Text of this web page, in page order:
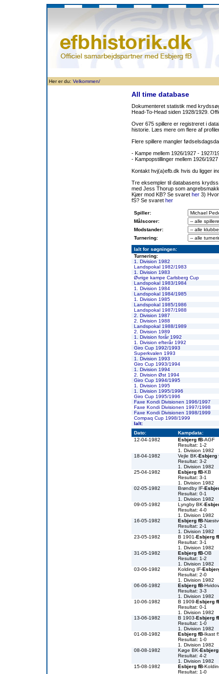
Her er du: Velkommen/
All time database
Dokumenteret statistik med
Head-To-Head siden 1928/1929.
Over 675 spillere er registreret i
historie. Læs mere om flere af
Flere spillere mangler
- Kampe mellem 1926/1927 - 1927/
- Kampopstillinger mellem 1926/
Kontakt hvj(a)efb.dk hvis du ligger
Tre eksempler til databasens
med Jess Thorup som
Kjær mod KB? Se svaret her 3)
fS? Se svaret her
Spiller:
Målscorer:
Modstander:
Turnering:
Ialt for søgningen:
Turnering:
1. Division 1982
Landspokal 1982/1983
1. Division 1983
Øvrige kampe Carlsberg Cup
Landspokal 1983/1984
1. Division 1984
Landspokal 1984/1985
1. Division 1985
Landspokal 1985/1986
Landspokal 1987/1988
2. Division 1987
2. Division 1988
Landspokal 1988/1989
2. Division 1989
1. Division forår 1992
1. Division efterår 1992
Giro Cup 1992/1993
Superkvalen 1993
1. Division 1993
Giro Cup 1993/1994
1. Division 1994
2. Division Øst 1994
Giro Cup 1994/1995
1. Division 1995
1. Division 1995/1996
Giro Cup 1995/1996
Faxe Kondi Divisionen 1996/1997
Faxe Kondi Divisionen 1997/1998
Faxe Kondi Divisionen 1998/1999
Compaq Cup 1998/1999
Ialt:
Dato:
Kampdata:
12-04-1982
Esbjerg fB-AGF
Resultat: 1-2
1. Division 1982
18-04-1982
Vejle BK-Esbjerg
Resultat: 3-2
1. Division 1982
25-04-1982
Esbjerg fB-KB
Resultat: 3-1
1. Division 1982
02-05-1982
Brøndby IF-
Resultat: 0-1
1. Division 1982
09-05-1982
Lyngby BK-
Resultat: 4-0
1. Division 1982
16-05-1982
Esbjerg fB-
Resultat: 2-1
1. Division 1982
23-05-1982
B 1901-Esbjerg
Resultat: 3-1
1. Division 1982
31-05-1982
Esbjerg fB-OB
Resultat: 1-2
1. Division 1982
03-06-1982
Kolding IF-
Resultat: 2-0
1. Division 1982
06-06-1982
Esbjerg fB-
Resultat: 3-3
1. Division 1982
10-06-1982
B 1909-Esbjerg
Resultat: 0-1
1. Division 1982
13-06-1982
B 1903-Esbjerg
Resultat: 1-0
1. Division 1982
01-08-1982
Esbjerg fB-Ikast
Resultat: 1-0
1. Division 1982
08-08-1982
Køge BK-
Resultat: 4-2
1. Division 1982
15-08-1982
Esbjerg fB-
Resultat: 1-0